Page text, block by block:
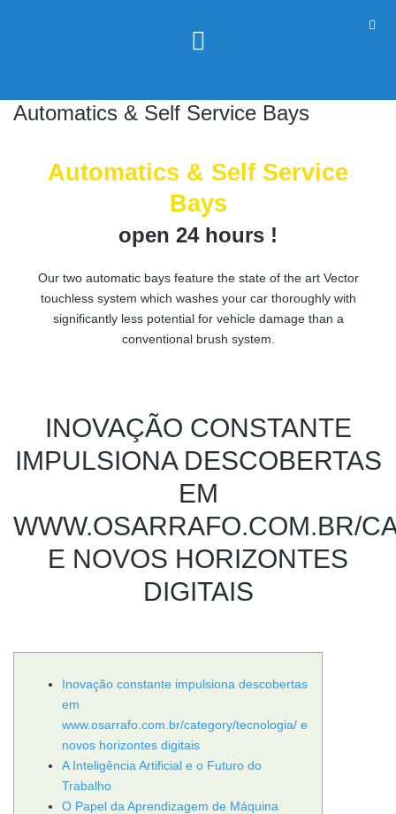
Automatics & Self Service Bays
Automatics & Self Service
Bays
open 24 hours !
Our two automatic bays feature the state of the art Vector
touchless system which washes your car thoroughly with
significantly less potential for vehicle damage than a
conventional brush system.
INOVAÇÃO CONSTANTE
IMPULSIONA DESCOBERTAS
EM
WWW.OSARRAFO.COM.BR/
E NOVOS HORIZONTES
DIGITAIS
Inovação constante impulsiona descobertas
em
www.osarrafo.com.br/category/tecnologia/ e
novos horizontes digitais
A Inteligência Artificial e o Futuro do
Trabalho
O Papel da Aprendizagem de Máquina